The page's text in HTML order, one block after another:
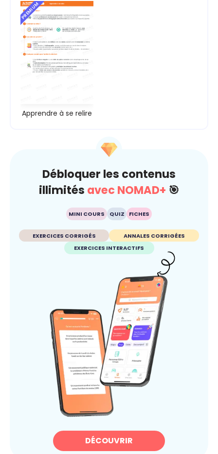
PREMIUM
Apprendre à se relire
Débloquer les contenus
illimités avec NOMAD+ 🎯
MINI COURS QUIZ FICHES
EXERCICES CORRIGÉS
ANNALES CORRIGÉES
EXERCICES INTERACTIFS
DÉCOUVRIR